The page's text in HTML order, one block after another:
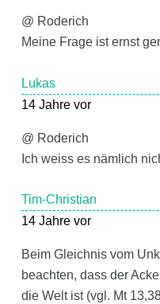
@ Roderich
Meine Frage ist ernst
Lukas
14 Jahre vor
@ Roderich
Ich weiss es nämlich
Tim-Christian
14 Jahre vor
Beim Gleichnis vom
beachten, dass der
die Welt ist (vgl. Mt